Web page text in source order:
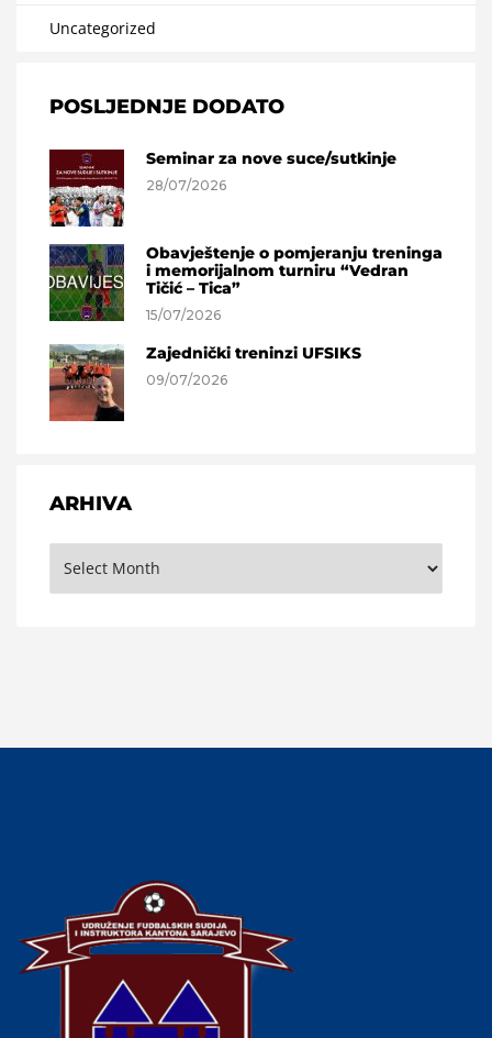
Uncategorized
POSLJEDNJE DODATO
Seminar za nove suce/sutkinje
28/07/2026
Obavještenje o pomjeranju treninga
i memorijalnom turniru “Vedran
Tičić – Tica”
15/07/2026
Zajednički treninzi UFSIKS
09/07/2026
ARHIVA